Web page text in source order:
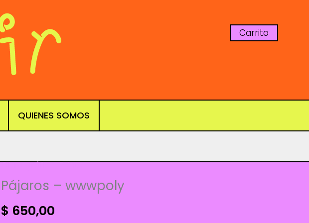
Carrito
QUIENES SOMOS
Obra gráfica,Prints
Pájaros – wwwpoly
$ 650,00